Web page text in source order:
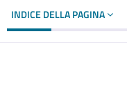
INDICE DELLA PAGINA